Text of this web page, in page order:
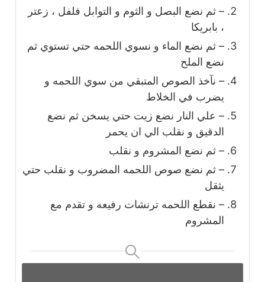
– ثم نضع البصل و الثوم و التوابل فلفل ، زعتر
، بابريكا
– ثم نضع الماء و نسوي اللحمه حتي تستوي ثم
نضع الملح
– نآخذ الصوص المتبقي من سوي اللحمه و
يضرب في الخلاط
– علي النار نضع زيت حتي يسخن ثم نضع
الدقيق و نقلب الي ان يحمر
– ثم نضع المشروم و نقلب
– ثم نضع صوص اللحمه المضروب و نقلب حتي
يثقل
– نقطع اللحمه ترنشات رفيعه و تقدم مع
المشروم